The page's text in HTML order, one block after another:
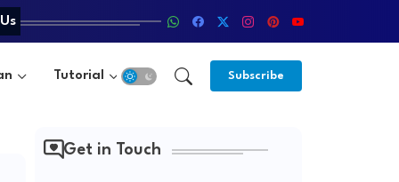
Tutorial Subscribe
Get in Touch